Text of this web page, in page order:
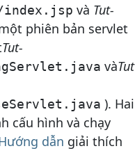
index.jsp và Tut-
phiên bản servlet
Tut-
vàTut
). Hai
cấu hình và chạy
dẫn giải thích